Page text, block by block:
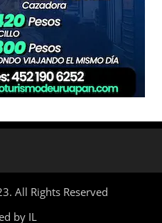
All Rights Reserved
by IL